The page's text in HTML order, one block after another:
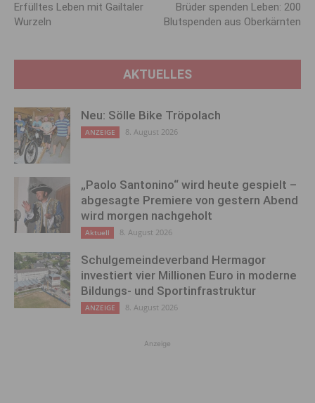
Erfülltes Leben mit Gailtaler
Wurzeln
Brüder spenden Leben: 200
Blutspenden aus Oberkärnten
AKTUELLES
Neu: Sölle Bike Tröpolach
ANZEIGE 8. August 2026
„Paolo Santonino“ wird heute gespielt –
abgesagte Premiere von gestern Abend
wird morgen nachgeholt
Aktuell 8. August 2026
Schulgemeindeverband Hermagor
investiert vier Millionen Euro in moderne
Bildungs- und Sportinfrastruktur
ANZEIGE 8. August 2026
Anzeige